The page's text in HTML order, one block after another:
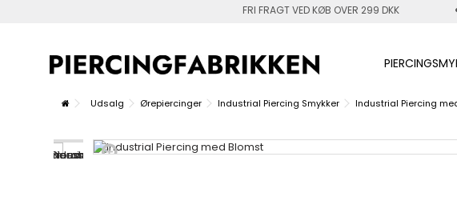
FRI FRAGT VED KØB OVER 299 DKK
Udsalg Ørepiercinger Industrial Piercing Smykker Industrial Piercing